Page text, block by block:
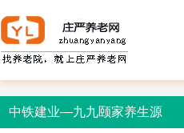
中铁建业—九九颐家养生源